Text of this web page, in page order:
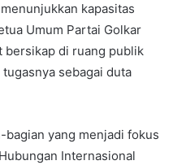
kapasitas
Umum Partai Golkar
bersikap di ruang publik
sebagai duta
yang menjadi fokus
Internasional